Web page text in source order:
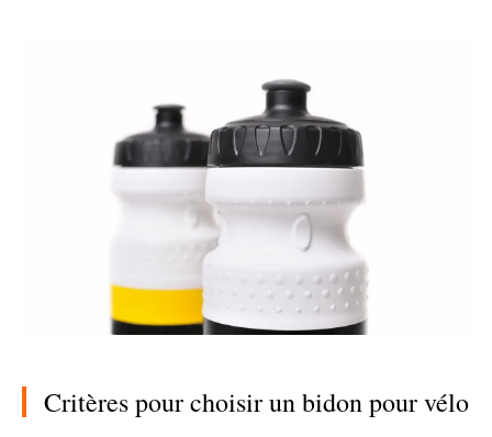
Critères pour choisir un bidon pour vélo